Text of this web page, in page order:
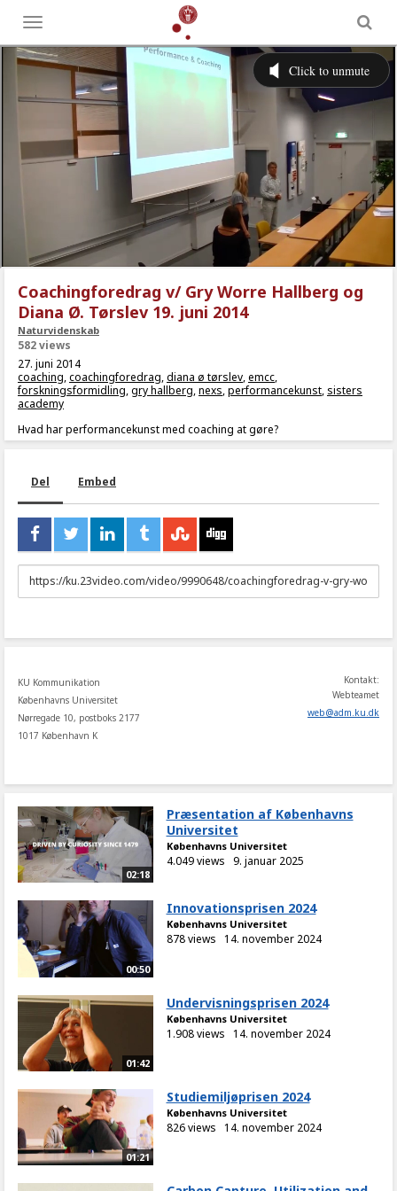
Toggle
menu
Coachingforedrag v/ Gry Worre Hallberg og
Diana Ø. Tørslev 19. juni 2014
Naturvidenskab
582 views
27. juni 2014
coaching,coachingforedrag,diana ø tørslev,emcc,
forskningsformidling,gry hallberg,nexs,performancekunst, sisters
academy
Hvad har performancekunst med coaching at gøre?
Del Embed
URL
to
KU Kommunikation
Københavns Universitet
Nørregade 10, postboks 2177
1017 København K
Kontakt:
Webteamet
web@adm ku dk
02:18
Præsentation af Københavns
Universitet
Københavns Universitet
4.049 views 9. januar 2025
00:50
Innovationsprisen 2024
Københavns Universitet
878 views 14. november 2024
01:42
Undervisningsprisen 2024
Københavns Universitet
1.908 views 14. november 2024
01:21
Studiemiljøprisen 2024
Københavns Universitet
826 views 14. november 2024